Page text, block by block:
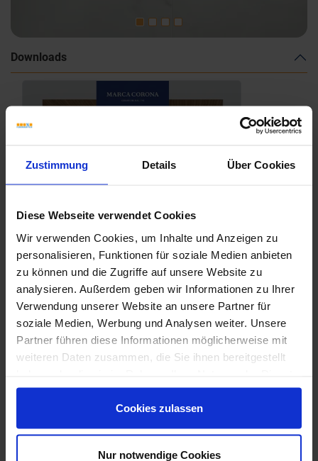
Zustimmung Details Über Cookies
Diese Webseite verwendet Cookies
Wir verwenden Cookies, um Inhalte und Anzeigen zu
personalisieren, Funktionen für soziale Medien anbieten
zu können und die Zugriffe auf unsere Website zu
analysieren. Außerdem geben wir Informationen zu Ihrer
Verwendung unserer Website an unsere Partner für
soziale Medien, Werbung und Analysen weiter. Unsere
Partner führen diese Informationen möglicherweise mit
weiteren Daten zusammen, die Sie ihnen bereitgestellt
gesammelt haben.
Cookies zulassen
Nur notwendige Cookies
Downloads